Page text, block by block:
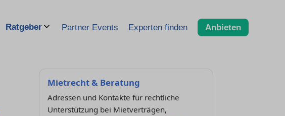
Ratgeber Partner Events Experten finden Anbieten
Mietrecht & Beratung
Adressen und Kontakte für rechtliche
Unterstützung bei Mietverträgen,